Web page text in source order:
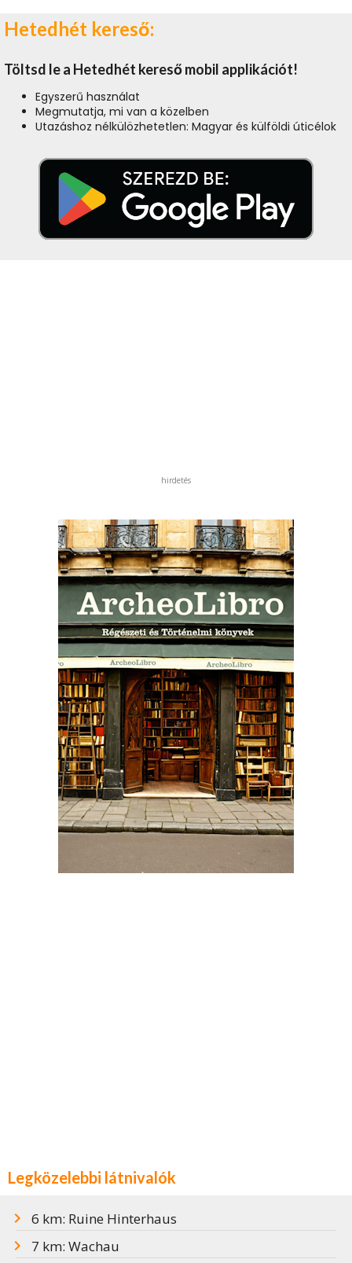
Hetedhét kereső:
Töltsd le a Hetedhét kereső mobil applikációt!
Egyszerű használat
Megmutatja, mi van a közelben
Utazáshoz nélkülözhetetlen: Magyar és külföldi úticélok
hirdetés
Legközelebbi látnivalók
6 km: Ruine Hinterhaus
7 km: Wachau